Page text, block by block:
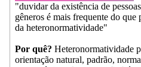
"duvidar da existência de
gêneros é mais frequente do
da heteronormatividade"
Por quê? Heteronormatividade
orientação natural, padrão,